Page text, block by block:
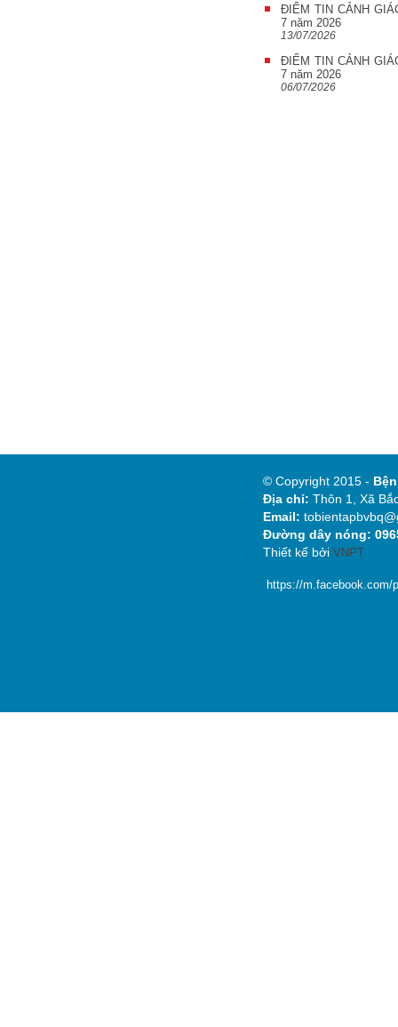
ĐIỂM TIN CẢNH
7 năm 2026
13/07/2026
ĐIỂM TIN CẢNH
7 năm 2026
06/07/2026
© Copyright 2015 -
Địa chỉ: Thôn 1, Xã
Email:
Đường dây nóng:
Thiết kế bởi VNPT
https://m.facebook.com/